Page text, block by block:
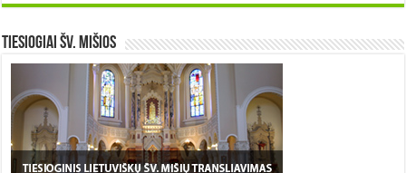
TIESIOGIAI šv. MIŠIOS